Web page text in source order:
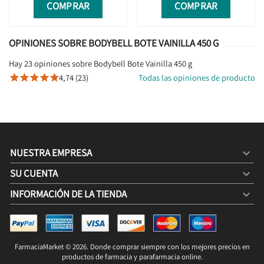
BODYBELL BOTE VAINILLA 450 G
29,95 € 23,20 €
COMPRAR
COMPRAR COMPRAR
OPINIONES SOBRE BODYBELL BOTE VAINILLA 450 G
Hay 23 opiniones sobre Bodybell Bote Vainilla 450 g
4,74 (23) Todas las opiniones de producto
NUESTRA EMPRESA 
SU CUENTA 
INFORMACIÓN DE LA TIENDA keyboard_arrow_down
FarmaciaMarket © 2026. Donde comprar siempre con los mejores precios en
productos de farmacia y parafarmacia online.